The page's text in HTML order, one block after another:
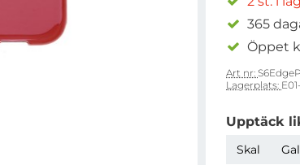
365
Öppet
Art nr:
Lagerplats:
Upptäck
Skal